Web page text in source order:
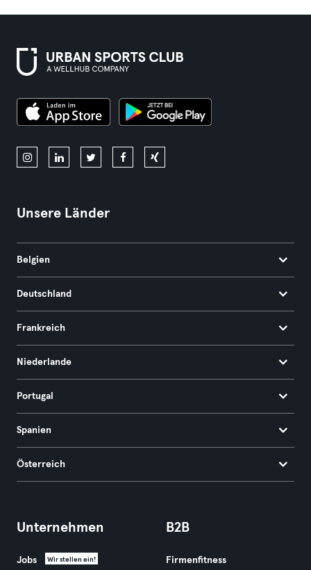
Unsere Länder
Belgien
Deutschland
Frankreich
Niederlande
Portugal
Spanien
Österreich
Unternehmen
Jobs Wir stellen ein!
B2B
Firmenfitness